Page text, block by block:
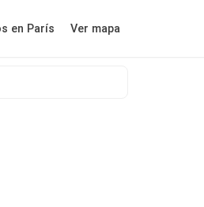
en París Ver mapa